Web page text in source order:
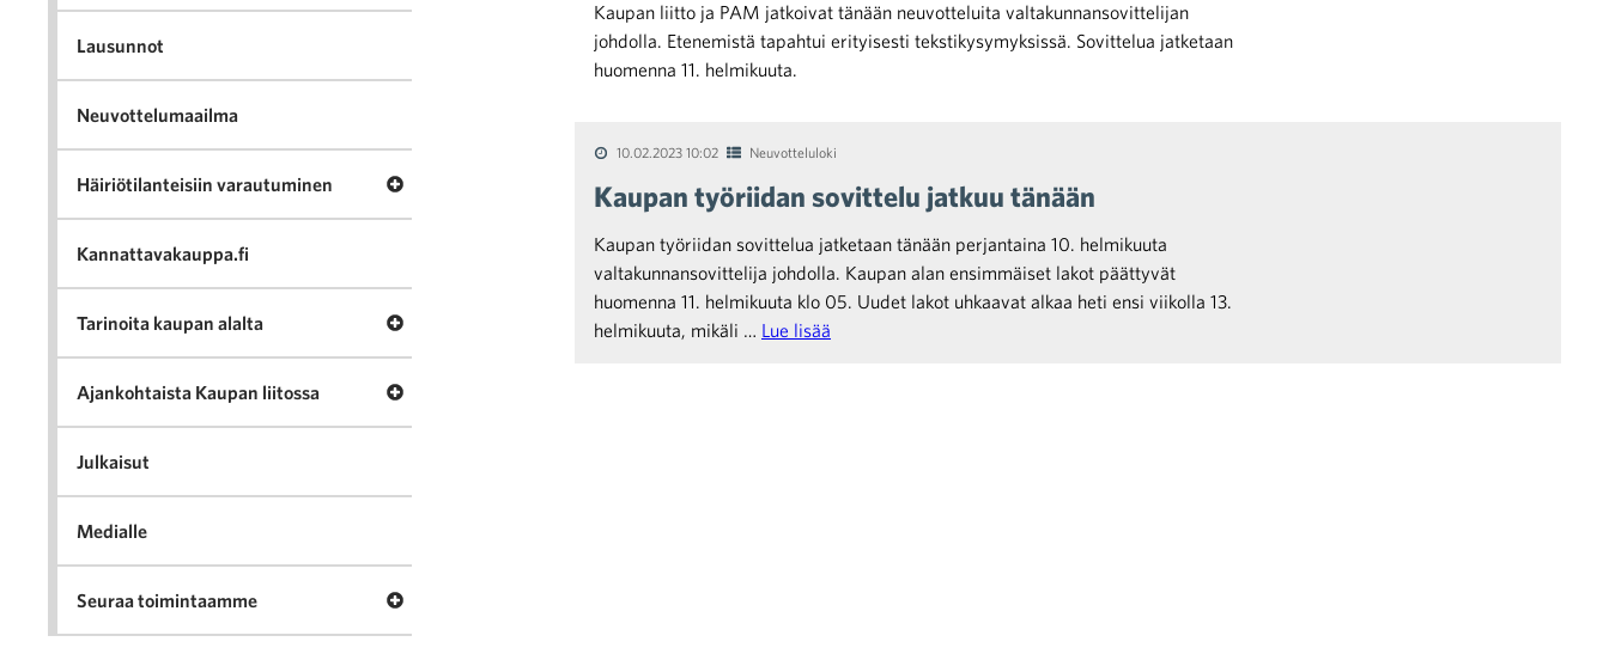
Kaupan liitto ja PAM jatkoivat tänään neuvotteluita valtakunnansovittelijan
johdolla. Etenemistä tapahtui erityisesti tekstikysymyksissä. Sovittelua jatketaan
huomenna 11. helmikuuta.
10.02.2023 10:02 Neuvotteluloki
Kaupan työriidan sovittelu jatkuu tänään
Kaupan työriidan sovittelua jatketaan tänään perjantaina 10. helmikuuta
valtakunnansovittelija johdolla. Kaupan alan ensimmäiset lakot päättyvät
huomenna 11. helmikuuta klo 05. Uudet lakot uhkaavat alkaa heti ensi viikolla 13.
helmikuuta, mikäli … Lue lisää
Lausunnot
Neuvottelumaailma
Häiriötilanteisiin varautuminen Avaa valikko Häiriötilanteisiin varautuminen
Kannattavakauppa.fi
Tarinoita kaupan alalta Avaa valikko Tarinoita kaupan alalta
Ajankohtaista Kaupan liitossa Avaa valikko Ajankohtaista Kaupan liitossa
Julkaisut
Medialle
Seuraa toimintaamme Avaa valikko Seuraa toimintaamme